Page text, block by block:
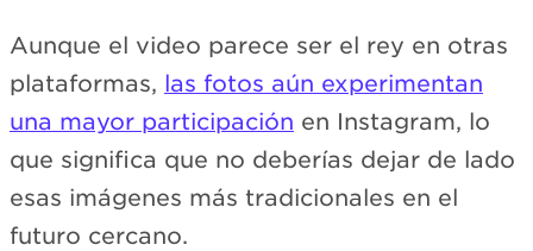
Aunque el video parece ser el rey en otras
plataformas, las fotos aún experimentan
una mayor participación en Instagram, lo
que significa que no deberías dejar de lado
esas imágenes más tradicionales en el
futuro cercano.